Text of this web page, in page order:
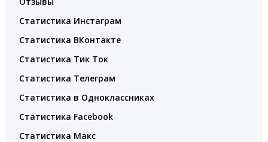
Статистика Инстаграм
Статистика ВКонтакте
Статистика Тик Ток
Статистика Телеграм
Статистика в Одноклассниках
Статистика Facebook
Статистика Макс